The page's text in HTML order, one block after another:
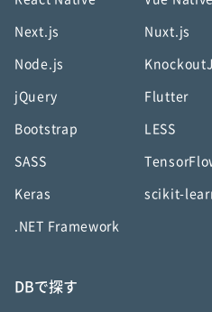
Next.js Nuxt.js
Node.js
jQuery Flutter
Bootstrap LESS
SASS
Keras scikit-
.NET Framework
DBで探す